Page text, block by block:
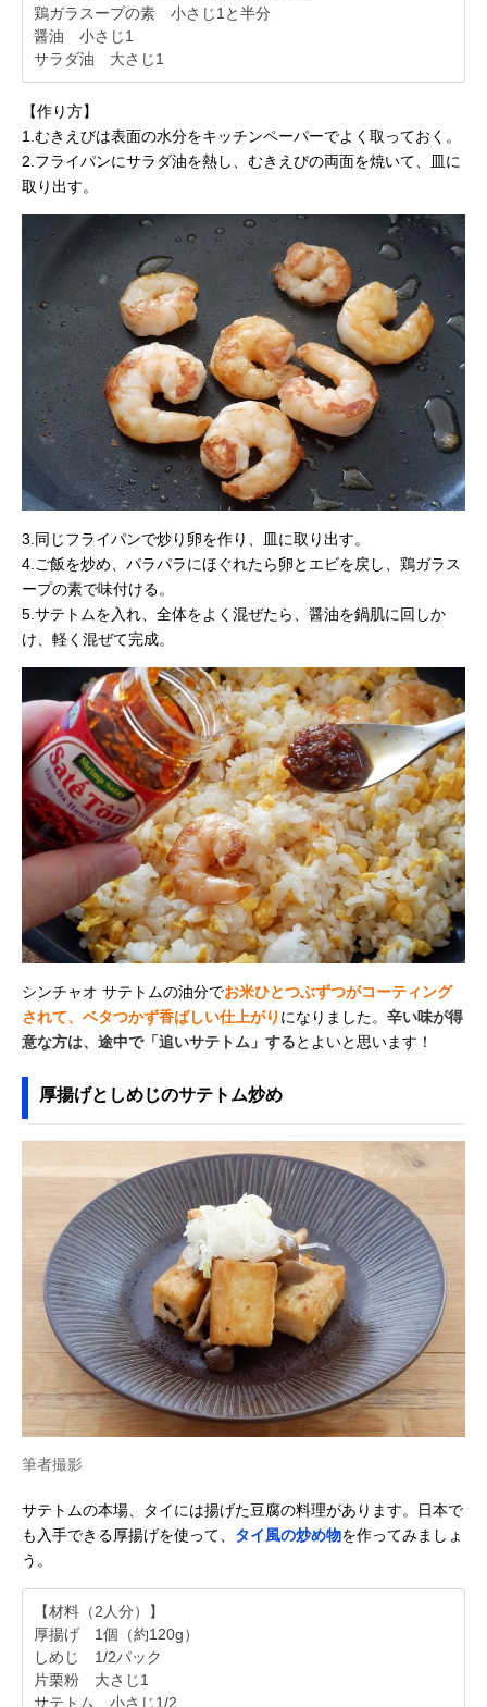
鶏ガラスープの素 小さじ1と半分
醤油 小さじ1
サラダ油 大さじ1
【作り方】
1.むきえびは表面の水分をキッチンペーパーでよく取っておく。
2.フライパンにサラダ油を熱し、むきえびの両面を焼いて、皿に
取り出す。
3.同じフライパンで炒り卵を作り、皿に取り出す。
4.ご飯を炒め、パラパラにほぐれたら卵とエビを戻し、鶏ガラス
ープの素で味付ける。
5.サテトムを入れ、全体をよく混ぜたら、醤油を鍋肌に回しか
け、軽く混ぜて完成。
シンチャオ サテトムの油分でお米ひとつぶずつがコーティング
されて、ベタつかず香ばしい仕上がり になりました。 辛い味が得
意な方は、途中で「追いサテトム」するとよいと思います！
厚揚げとしめじのサテトム炒め
筆者撮影
サテトムの本場、タイには揚げた豆腐の料理があります。日本で
も入手できる厚揚げを使って、 タイ風の炒め物を作ってみましょ
う。
【材料（2人分）】
厚揚げ 1個（約120g）
しめじ 1/2パック
片栗粉 大さじ1
サテトム 小さじ1/2